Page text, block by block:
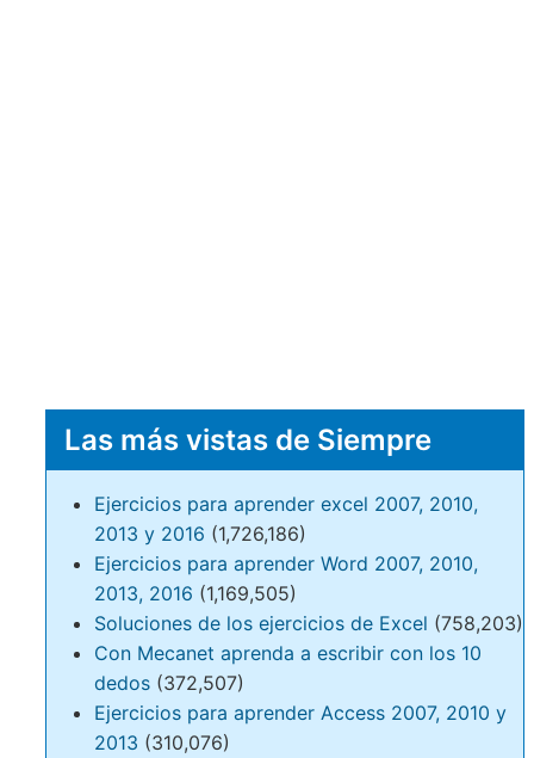
Las más vistas de Siempre
Ejercicios para aprender excel 2007, 2010,
2013 y 2016 (1,726,186)
Ejercicios para aprender Word 2007, 2010,
2013, 2016 (1,169,505)
Soluciones de los ejercicios de Excel (758,203)
Con Mecanet aprenda a escribir con los 10
dedos (372,507)
Ejercicios para aprender Access 2007, 2010 y
2013 (310,076)